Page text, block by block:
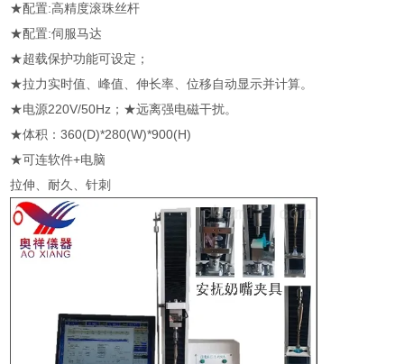
★配置:高精度滚珠丝杆
★配置:伺服马达
★超载保护功能可设定；
★拉力实时值、峰值、伸长率、位移自动显示并计算。
★电源220V/50Hz；★远离强电磁干扰。
★体积：360(D)*280(W)*900(H)
★可连软件+电脑
拉伸、耐久、针刺